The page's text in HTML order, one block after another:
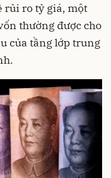
rủi ro tỷ giá, một
thường được cho
của tầng lớp trung